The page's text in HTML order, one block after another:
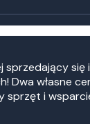
sprzedający
Dwa własne
sprzęt i